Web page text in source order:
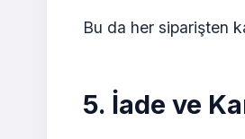
Bu da her siparişten
5. İade ve